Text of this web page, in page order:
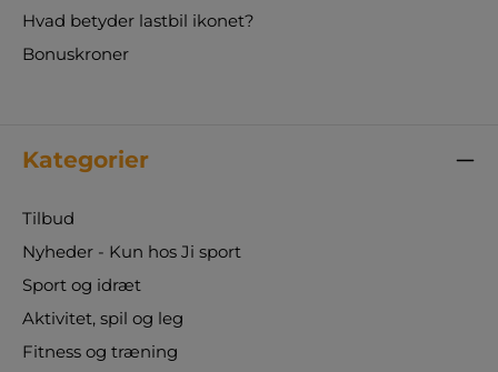
Hvad betyder lastbil ikonet?
Bonuskroner
Kategorier
Tilbud
Nyheder - Kun hos Ji sport
Sport og idræt
Aktivitet, spil og leg
Fitness og træning